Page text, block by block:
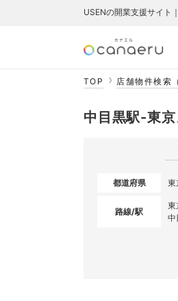
USENの開業支援サイト
TOP 店舗物件検索
中目黒駅-東
都道府県 東
路線/駅
東
中